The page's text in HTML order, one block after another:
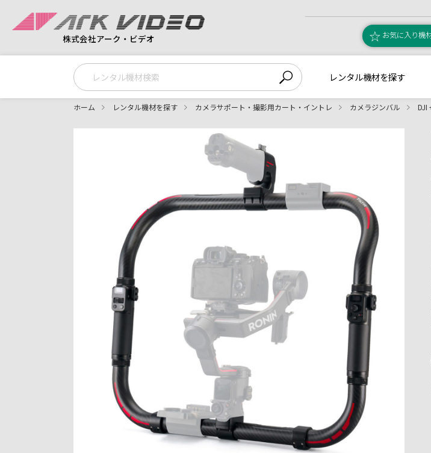
株式会社アーク・ビデオ お気に入り機
レンタル機材を探す
ホーム レンタル機材を探す カメラサポート・撮影用カート・イントレ カメラジンバル DJI